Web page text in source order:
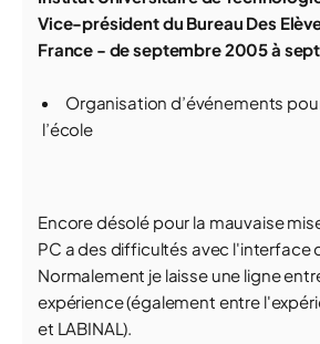
Vice-président du Bureau Des
France - de septembre 2005 à
Organisation d’événements
l’école
Encore désolé pour la mauvaise
PC a des difficultés avec l'interface
Normalement je laisse une ligne
expérience (également entre
et LABINAL).